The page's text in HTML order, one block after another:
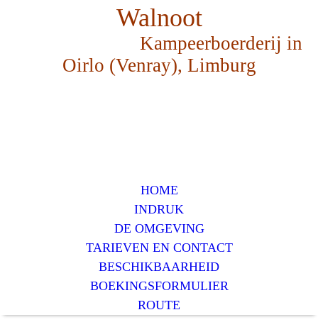
Walnoot
Kampeerboerderij in
Oirlo (Venray), Limburg
HOME
INDRUK
DE OMGEVING
TARIEVEN EN CONTACT
BESCHIKBAARHEID
BOEKINGSFORMULIER
ROUTE